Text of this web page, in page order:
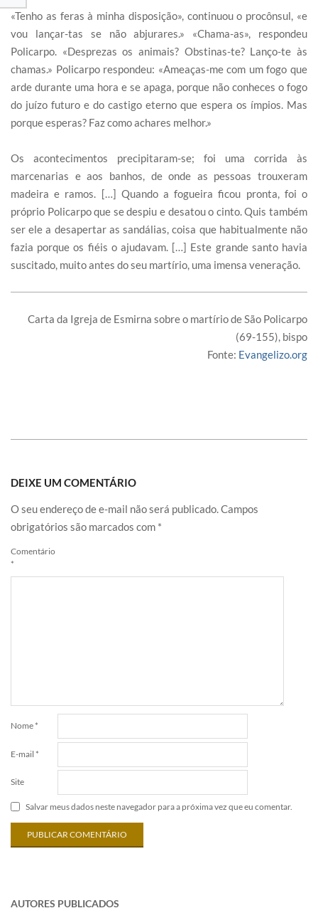
«Tenho as feras à minha disposição», continuou o procônsul, «e
vou lançar-tas se não abjurares.» «Chama-as», respondeu
Policarpo. «Desprezas os animais? Obstinas-te? Lanço-te às
chamas.» Policarpo respondeu: «Ameaças-me com um fogo que
arde durante uma hora e se apaga, porque não conheces o fogo
do juízo futuro e do castigo eterno que espera os ímpios. Mas
porque esperas? Faz como achares melhor.»
Os acontecimentos precipitaram-se; foi uma corrida às
marcenarias e aos banhos, de onde as pessoas trouxeram
madeira e ramos. […] Quando a fogueira ficou pronta, foi o
próprio Policarpo que se despiu e desatou o cinto. Quis também
ser ele a desapertar as sandálias, coisa que habitualmente não
fazia porque os fiéis o ajudavam. […] Este grande santo havia
suscitado, muito antes do seu martírio, uma imensa veneração.
Carta da Igreja de Esmirna sobre o martírio de São Policarpo
(69-155), bispo
Fonte: Evangelizo.org
DEIXE UM COMENTÁRIO
O seu endereço de e-mail não será publicado.Campos
obrigatórios são marcados com *
Comentário
*
Nome *
E-mail *
Site
Salvar meus dados neste navegador para a próxima vez que eu comentar.
AUTORES PUBLICADOS